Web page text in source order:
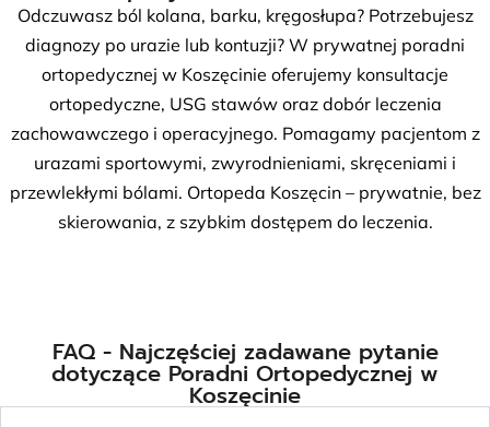
Odczuwasz ból kolana, barku, kręgosłupa? Potrzebujesz
diagnozy po urazie lub kontuzji? W prywatnej poradni
ortopedycznej w Koszęcinie oferujemy konsultacje
ortopedyczne, USG stawów oraz dobór leczenia
zachowawczego i operacyjnego. Pomagamy pacjentom z
urazami sportowymi, zwyrodnieniami, skręceniami i
przewlekłymi bólami. Ortopeda Koszęcin – prywatnie, bez
skierowania, z szybkim dostępem do leczenia.
FAQ - Najczęściej zadawane pytanie
dotyczące Poradni Ortopedycznej w
Koszęcinie